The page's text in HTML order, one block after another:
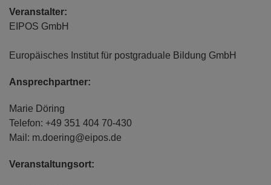
Veranstalter:
EIPOS GmbH
Europäisches Institut für postgraduale Bildung GmbH
Ansprechpartner:
Marie Döring
Telefon: +49 351 404 70-430
Mail: m.doering@eipos.de
Veranstaltungsort: